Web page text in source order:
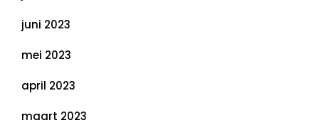
juni 2023
mei 2023
april 2023
maart 2023